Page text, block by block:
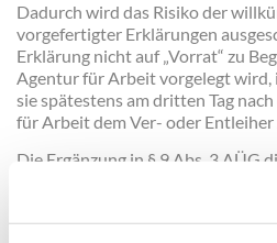
Dadurch wird das Risiko der
vorgefertigter Erklärungen
Erklärung nicht auf „Vorrat“ zu
Agentur für Arbeit vorgelegt wird,
sie spätestens am dritten Tag
für Arbeit dem Ver- oder Entleiher
Die Ergänzung in § 9 Abs. 3 AÜG
Erstens wird klargestellt,